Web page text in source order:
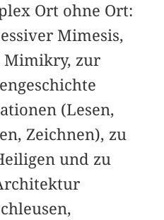
Ort ohne Ort:
Mimesis,
Mimikry, zur
(Lesen,
Zeichnen), zu
und zu